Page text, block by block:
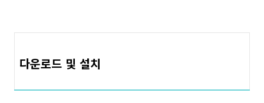
다운로드 및 설치